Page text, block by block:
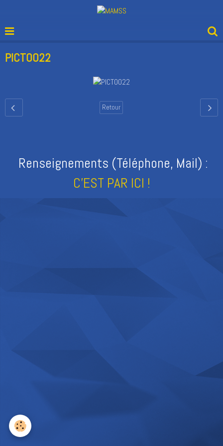
PICT0022
Retour
Renseignements (Téléphone, Mail) :
C'EST PAR ICI !